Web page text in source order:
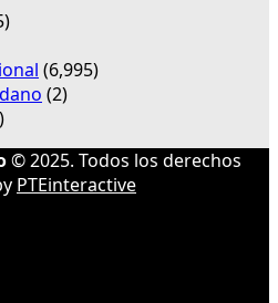
(6,995)
(2)
© 2025. Todos los derechos
PTEinteractive